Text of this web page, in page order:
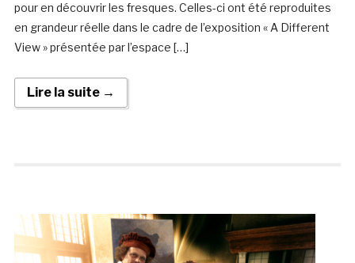
pour en découvrir les fresques. Celles-ci ont été reproduites
en grandeur réelle dans le cadre de l’exposition « A Different
View » présentée par l’espace […]
Lire la suite →